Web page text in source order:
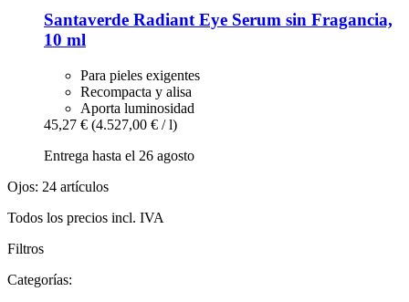
Santaverde Radiant Eye Serum sin Fragancia,
10 ml
Para pieles exigentes
Recompacta y alisa
Aporta luminosidad
45,27 € (4.527,00 € / l)
Entrega hasta el 26 agosto
Ojos: 24 artículos
Todos los precios incl. IVA
Filtros
Categorías: